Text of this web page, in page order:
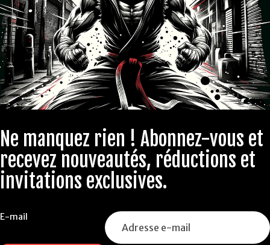
Ne manquez rien ! Abonnez-vous et
recevez nouveautés, réductions et
invitations exclusives.
E-mail